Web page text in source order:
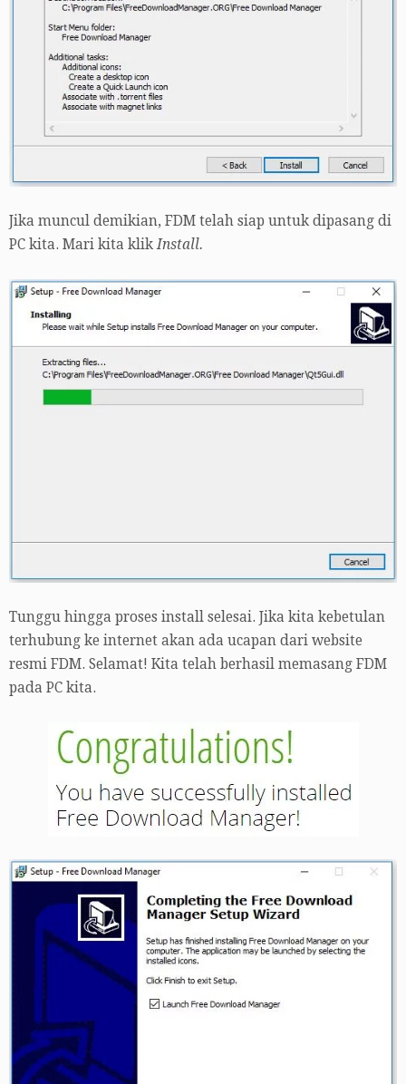
Jika muncul demikian, FDM telah siap untuk dipasang di
PC kita. Mari kita klikInstall.
Tunggu hingga proses install selesai. Jika kita kebetulan
terhubung ke internet akan ada ucapan dari website
resmi FDM. Selamat! Kita telah berhasil memasang FDM
pada PC kita.